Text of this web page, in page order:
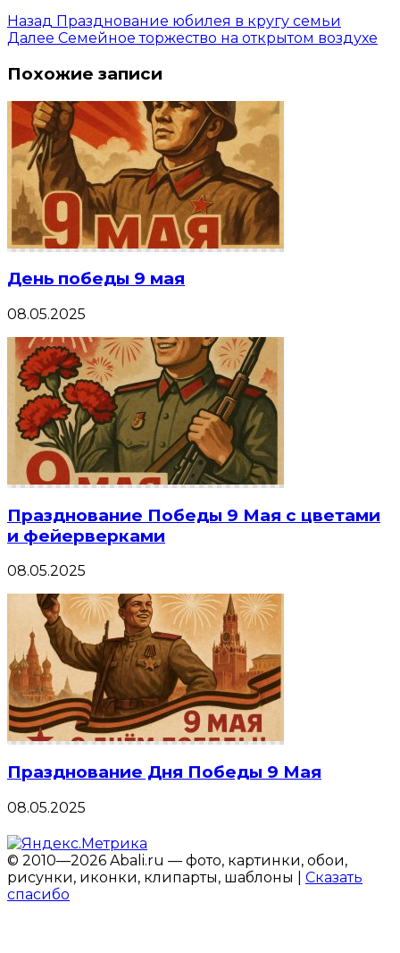
Назад Празднование юбилея в кругу семьи
Далее Семейное торжество на открытом воздухе
Похожие записи
День победы 9 мая
08.05.2025
Празднование Победы 9 Мая с цветами
и фейерверками
08.05.2025
Празднование Дня Победы 9 Мая
08.05.2025
© 2010—2026 Abali.ru — фото, картинки, обои,
рисунки, иконки, клипарты, шаблоны | Сказать
спасибо